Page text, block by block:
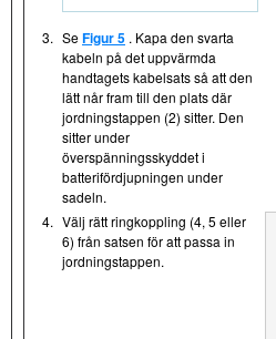
3. SeFigur 5 . Kapa den svarta
kabeln på det uppvärmda
handtagets kabelsats så att den
lätt når fram till den plats där
jordningstappen (2) sitter. Den
sitter under
överspänningsskyddet i
batterifördjupningen under
sadeln.
4. Välj rätt ringkoppling (4, 5 eller
6) från satsen för att passa in
jordningstappen.